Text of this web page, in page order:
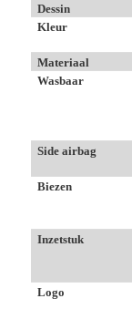
Dessin
Kleur
Materiaal
Wasbaar
Side airbag
Biezen
Inzetstuk
Logo